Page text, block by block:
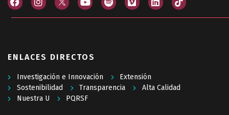
ENLACES DIRECTOS
Investigación e Innovación
Extensión
Sostenibilidad
Transparencia
Alta Calidad
Nuestra U
PQRSF